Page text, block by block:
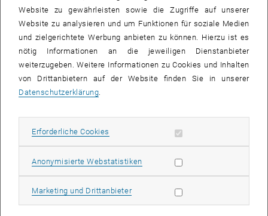
Vortrag: DI Dr.Mathias Ferenic (Fa. Nabriva, Wien) und DI Dr.Marko
Susnik(Wirtschaftskammer)
Die beiden Absolventen der Studienrichtung Technische Chemie an
der TU Wien werden
über die Entwicklung ihrer Karriere referieren, beschreiben, was sie
an ihren jetzigen
Arbeitsplatz geführt hat und welche Faktoren dafür entscheidend
können in entspannter Atmosphäre Fragen gestellt werden.
Kurzvorstellung der Vortragenden:
Studium der Chemie an der TU Wien. Anschließend Diplomarbeit
Website zu gewährleisten sowie die Zugriffe auf unserer
Website zu analysieren und um Funktionen für soziale Medien
und zielgerichtete Werbung anbieten zu können. Hierzu ist es
nötig Informationen an die jeweiligen Dienstanbieter
weiterzugeben. Weitere Informationen zu Cookies und Inhalten
von Drittanbietern auf der Website finden Sie in unserer
Datenschutzerklärung
Erforderliche Cookies Erforderliche Cookies zulassen
Anonymisierte WebstatistikenStatistik Cookies zulassen
Marketing und DrittanbieterMarketing Cookies zulassen